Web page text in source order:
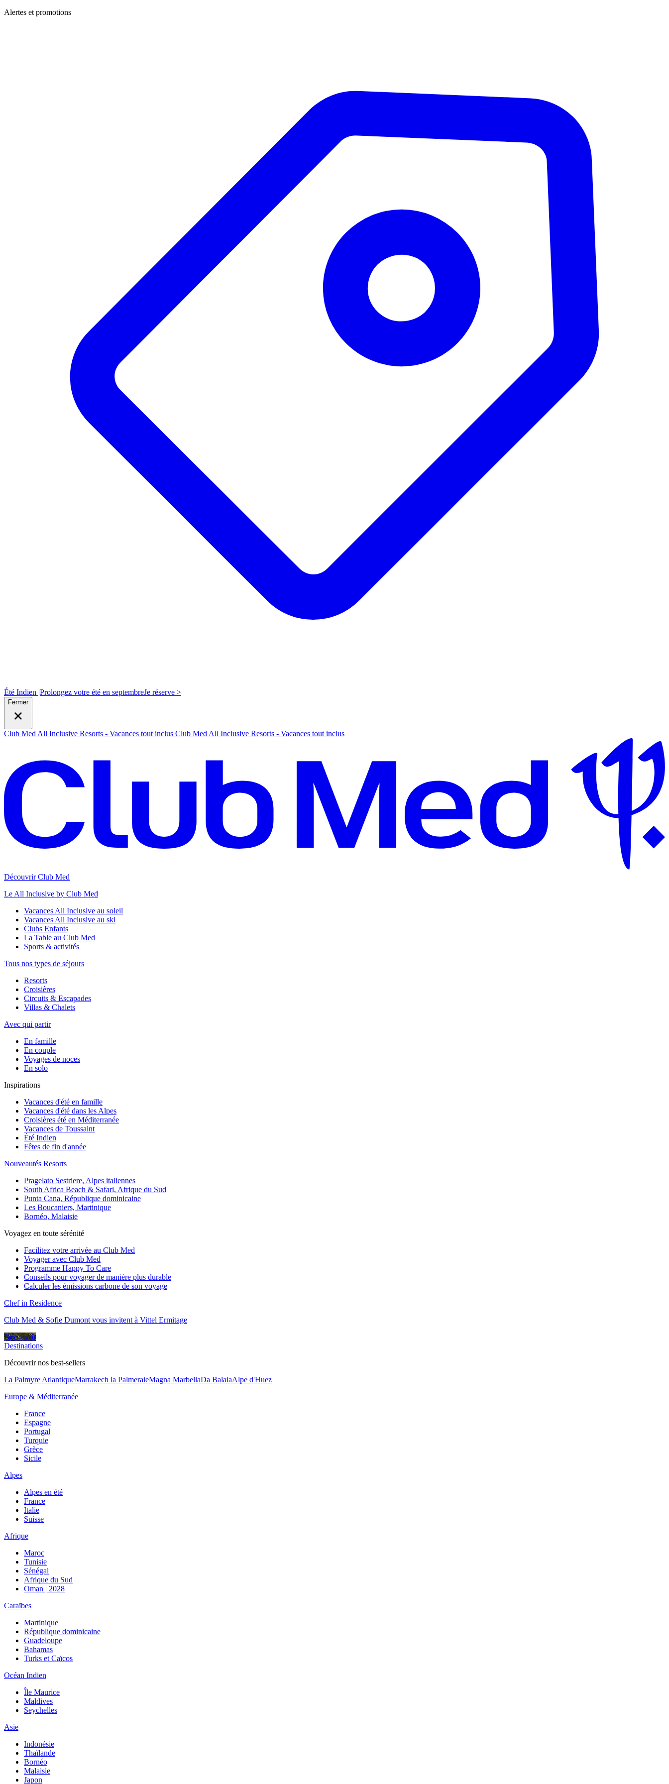
Alertes et promotions
Été Indien |Prolongez votre été en septembreJe réserve >
Fermer
Club Med All Inclusive Resorts - Vacances tout inclus Club Med All Inclusive Resorts - Vacances tout inclus
Découvrir Club Med
Le All Inclusive by Club Med
Vacances All Inclusive au soleil
Vacances All Inclusive au ski
Clubs Enfants
La Table au Club Med
Sports & activités
Tous nos types de séjours
Resorts
Croisières
Circuits & Escapades
Villas & Chalets
Avec qui partir
En famille
En couple
Voyages de noces
En solo
Inspirations
Vacances d'été en famille
Vacances d'été dans les Alpes
Croisières été en Méditerranée
Vacances de Toussaint
Été Indien
Fêtes de fin d'année
Nouveautés Resorts
Pragelato Sestriere, Alpes italiennes
South Africa Beach & Safari, Afrique du Sud
Punta Cana, République dominicaine
Les Boucaniers, Martinique
Bornéo, Malaisie
Voyagez en toute sérénité
Facilitez votre arrivée au Club Med
Voyager avec Club Med
Programme Happy To Care
Conseils pour voyager de manière plus durable
Calculer les émissions carbone de son voyage
Chef in Residence
Club Med & Sofie Dumont vous invitent à Vittel Ermitage
Découvrir
Destinations
Découvrir nos best-sellers
La Palmyre AtlantiqueMarrakech la PalmeraieMagna MarbellaDa BalaiaAlpe d'Huez
Europe & Méditerranée
France
Espagne
Portugal
Turquie
Grèce
Sicile
Alpes
Alpes en été
France
Italie
Suisse
Afrique
Maroc
Tunisie
Sénégal
Afrique du Sud
Oman | 2028
Caraïbes
Martinique
République dominicaine
Guadeloupe
Bahamas
Turks et Caïcos
Océan Indien
Île Maurice
Maldives
Seychelles
Asie
Indonésie
Thaïlande
Bornéo
Malaisie
Japon